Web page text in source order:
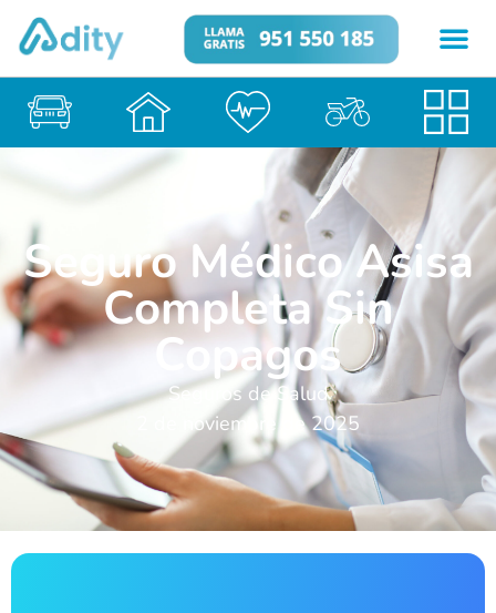
Seguro Médico Asisa
Completa Sin
Copagos
Seguros de Salud
2 de noviembre de 2025